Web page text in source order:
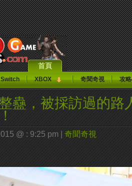
首頁
Switch XBOX 奇聞奇視 攻
蠱，被採訪過的路
@ : 9:25 pm | 奇聞奇視